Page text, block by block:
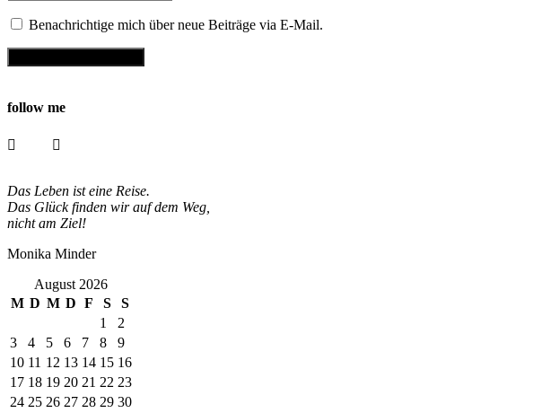
Benachrichtige mich über neue Beiträge via E-Mail.
follow me
Das Leben ist eine Reise.
Das Glück finden wir auf dem Weg,
nicht am Ziel!
Monika Minder
August 2026
M D M D F S
S
1
2
3
4 5 6 7 8
9
10 11 12 13 14 15 16
17 18 19 20 21 22 23
24 25 26 27 28 29 30